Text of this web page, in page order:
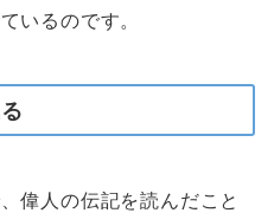
いるのです。
偉人の伝記を読んだこと